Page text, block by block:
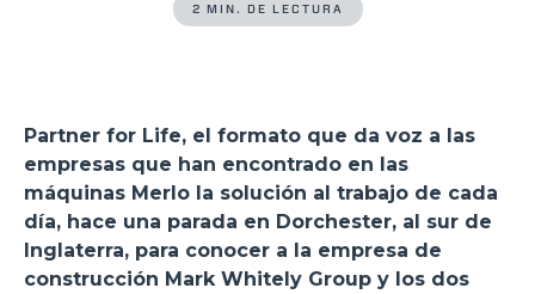
2 MIN. DE LECTURA
Partner for Life, el formato que da voz a las
empresas que han encontrado en las
máquinas Merlo la solución al trabajo de cada
día, hace una parada en Dorchester, al sur de
Inglaterra, para conocer a la empresa de
construcción Mark Whitely Group y los dos